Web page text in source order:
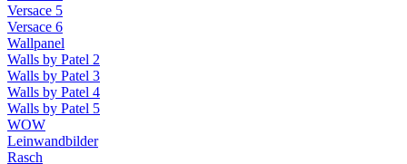
Versace 5
Versace 6
Wallpanel
Walls by Patel 2
Walls by Patel 3
Walls by Patel 4
Walls by Patel 5
WOW
Leinwandbilder
Rasch